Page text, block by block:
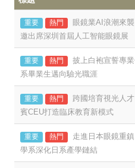
重要 熱門
眼鏡業AI浪潮來
邀出席深圳首屆人工智能眼鏡展
重要 熱門
披上白袍宣誓專
系畢業生邁向驗光職涯
重要 熱門
跨國培育視光人
賓CEU打造臨床教育新模式
重要 熱門
走進日本眼鏡重
學系深化日系產學鏈結